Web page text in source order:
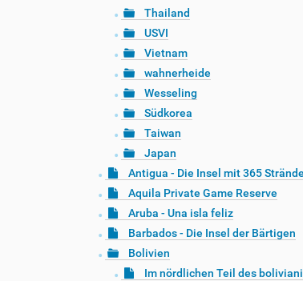
Thailand
USVI
Vietnam
wahnerheide
Wesseling
Südkorea
Taiwan
Japan
Antigua - Die Insel mit 365
Aquila Private Game Reserve
Aruba - Una isla feliz
Barbados - Die Insel der Bärtigen
Bolivien
Im nördlichen Teil des